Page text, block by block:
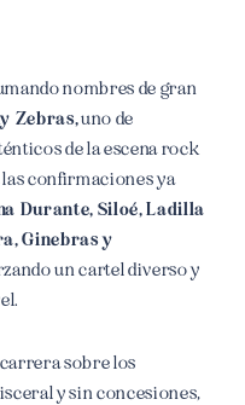
nombres de gran
Zebras,uno de
de la escena rock
las confirmaciones ya
Durante, Siloé, Ladilla
Ginebras y
un cartel diverso y
sobre los
y sin concesiones,